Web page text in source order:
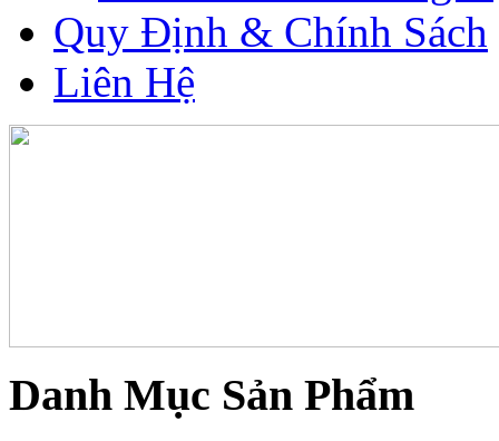
Quy Định & Chính Sách
Liên Hệ
Danh Mục Sản Phẩm